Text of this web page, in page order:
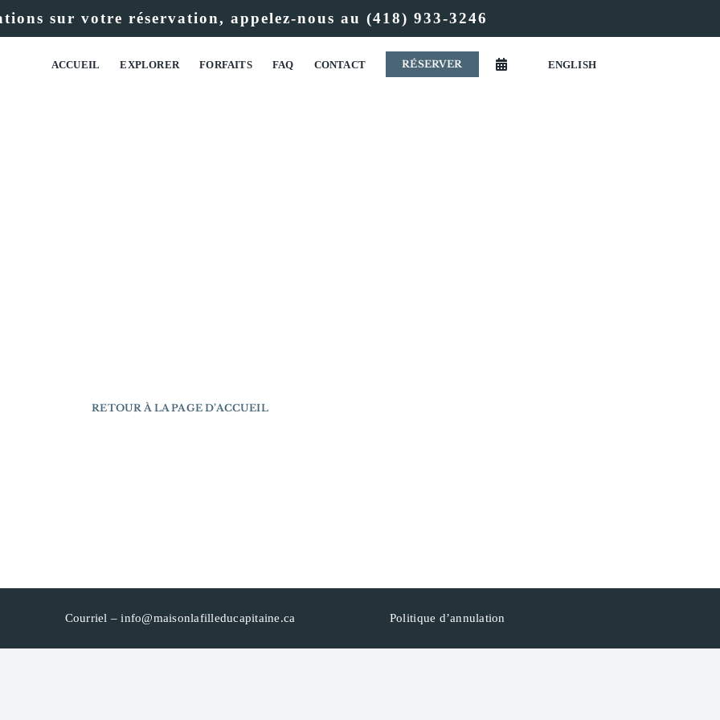
sur votre réservation, appelez-nous au (418) 933-3246
ACCUEIL EXPLORER FORFAITS FAQ CONTACT RÉSERVER ENGLISH
RETOUR À LA PAGE D’ACCUEIL
Courriel –info@maisonlafilleducapitaine.ca Politique d’annulation